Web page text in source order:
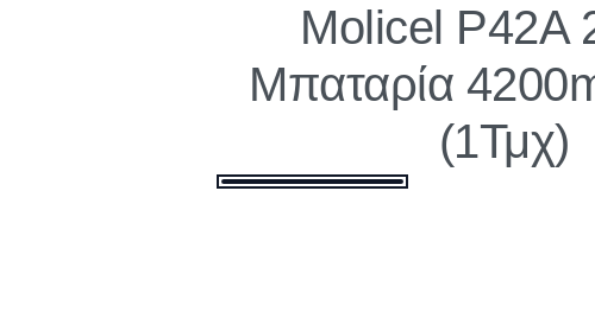
Molicel P42A
Μπαταρία
(1Τμχ)